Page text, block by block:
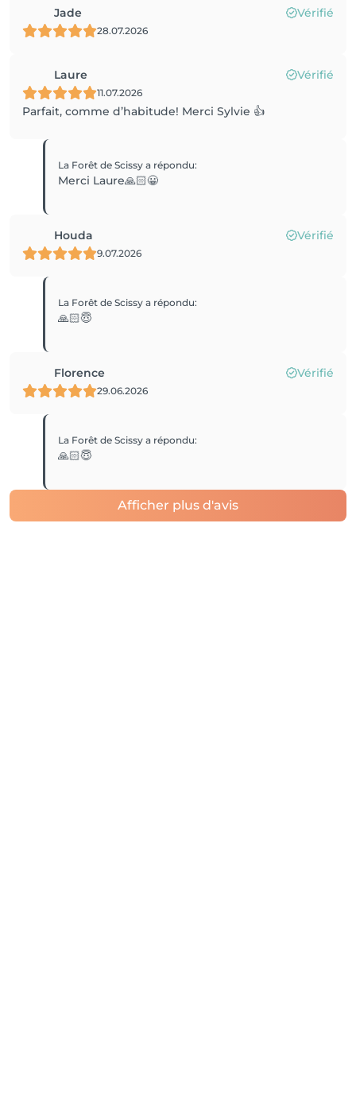
Jade Vérifié
28.07.2026
Laure Vérifié
11.07.2026
Parfait, comme d’habitude! Merci Sylvie 👍
La Forêt de Scissya répondu:
Merci Laure🙏🏻😀
Houda Vérifié
9.07.2026
La Forêt de Scissya répondu:
🙏🏻😇
Florence Vérifié
29.06.2026
La Forêt de Scissya répondu:
🙏🏻😇
Afficher plus d'avis